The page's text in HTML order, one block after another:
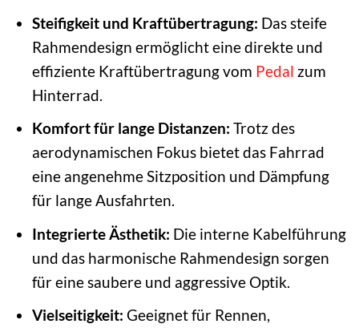
Steifigkeit und Kraftübertragung: Das steife
Rahmendesign ermöglicht eine direkte und
effiziente Kraftübertragung vom Pedal zum
Hinterrad.
Komfort für lange Distanzen: Trotz des
aerodynamischen Fokus bietet das Fahrrad
eine angenehme Sitzposition und Dämpfung
für lange Ausfahrten.
Integrierte Ästhetik: Die interne Kabelführung
und das harmonische Rahmendesign sorgen
für eine saubere und aggressive Optik.
Vielseitigkeit: Geeignet für Rennen,